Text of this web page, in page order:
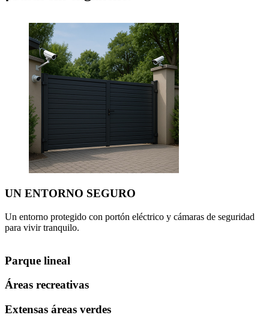
UN ENTORNO SEGURO
Un entorno protegido con portón eléctrico y cámaras de seguridad
para vivir tranquilo.
Parque lineal
Áreas recreativas
Extensas áreas verdes